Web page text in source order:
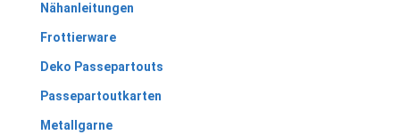
Nähanleitungen
Frottierware
Deko Passepartouts
Passepartoutkarten
Metallgarne